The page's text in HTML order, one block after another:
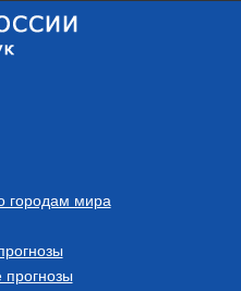
городам мира
прогнозы